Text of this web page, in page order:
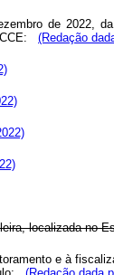
de 2022,
CCE: (Redação
localizada no
e à